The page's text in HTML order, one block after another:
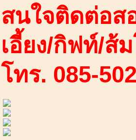
สนใจติดต่อส
เอี้ยง/กิฟท์/ส้
โทร. 085-